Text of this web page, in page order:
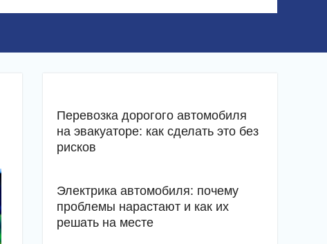
Перевозка дорогого автомобиля
на эвакуаторе: как сделать это без
рисков
Электрика автомобиля: почему
проблемы нарастают и как их
решать на месте